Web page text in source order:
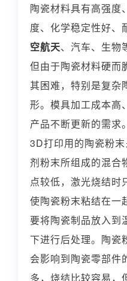
陶瓷材料具有高强度
度、化学稳定性好、
空航天、汽车、生物
但由于陶瓷材料硬而
其困难，特别是复杂
形。模具加工成本高
产品不断更新的需求。
3D打印用的陶瓷粉
剂粉末所组成的混合
点较低，激光烧结时
使陶瓷粉末粘结在一
要将陶瓷制品放入到
下进行后处理。陶瓷
会影响到陶瓷零部件
多，烧结比较容易，